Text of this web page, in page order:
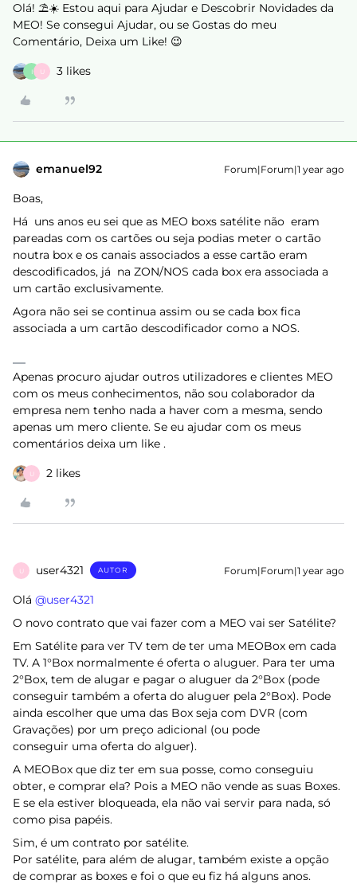
Olá! ⛱️☀️ Estou aqui para Ajudar e Descobrir Novidades da
MEO! Se consegui Ajudar, ou se Gostas do meu
Comentário, Deixa um Like! 😉
I U 3 likes
emanuel92 Forum|Forum|1 year ago
Boas,
Há uns anos eu sei que as MEO boxs satélite não eram
pareadas com os cartões ou seja podias meter o cartão
noutra box e os canais associados a esse cartão eram
descodificados, já na ZON/NOS cada box era associada a
um cartão exclusivamente.
Agora não sei se continua assim ou se cada box fica
associada a um cartão descodificador como a NOS.
Apenas procuro ajudar outros utilizadores e clientes MEO
com os meus conhecimentos, não sou colaborador da
empresa nem tenho nada a haver com a mesma, sendo
apenas um mero cliente. Se eu ajudar com os meus
comentários deixa um like .
U 2 likes
U user4321 AUTOR Forum|Forum|1 year ago
Olá ​ @user4321
O novo contrato que vai fazer com a MEO vai ser Satélite?
Em Satélite para ver TV tem de ter uma MEOBox em cada
TV. A 1°Box normalmente é oferta o aluguer. Para ter uma
2°Box, tem de alugar e pagar o aluguer da 2°Box (pode
conseguir também a oferta do aluguer pela 2°Box). Pode
ainda escolher que uma das Box seja com DVR (com
Gravações) por um preço adicional (ou pode
conseguir uma oferta do alguer).
A MEOBox que diz ter em sua posse, como conseguiu
obter, e comprar ela? Pois a MEO não vende as suas Boxes.
E se ela estiver bloqueada, ela não vai servir para nada, só
como pisa papéis.
Sim, é um contrato por satélite.
Por satélite, para além de alugar, também existe a opção
de comprar as boxes e foi o que eu fiz há alguns anos.